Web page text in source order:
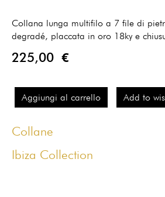
Collana lunga multifilo a 7 file di
degradé, placcata in oro 18ky e
225,00 €
Aggiungi al carrello Add to
Collane
Ibiza Collection